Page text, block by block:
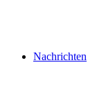
Nachrichten